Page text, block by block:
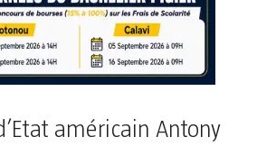
américain Antony